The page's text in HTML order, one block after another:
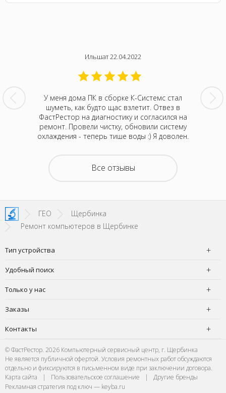
к
Ильшат 22.04.2022
У меня дома ПК в сборке К-Системс стал
шуметь, как будто щас взлетит. Отвез в
ФастРестор на диагностику и согласился на
ремонт. Провели чистку, обновили систему
охлаждения - теперь тише воды :) Я доволен.
Могу
Все отзывы
ГЕО
Щербинка
Ремонт компьютеров в Щербинке
Тип устройства
Удобный поиск
Только у нас
Заказы
Контакты
© ФастРестор. 2026 Компьютерный сервисный центр, г. Щербинка
Не является публичной офертой. Условия ремонтных работ обсуждаются
отдельно и фиксируются в письменном виде при заключении договора.
Карта сайта
| Пользовательское соглашение |
Другие бренды
Рекламная стратегия под ключ — keyba.ru